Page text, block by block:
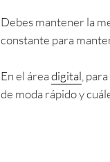
Debes mantener la
constante para
En el áreadigital ,
de moda rápido y